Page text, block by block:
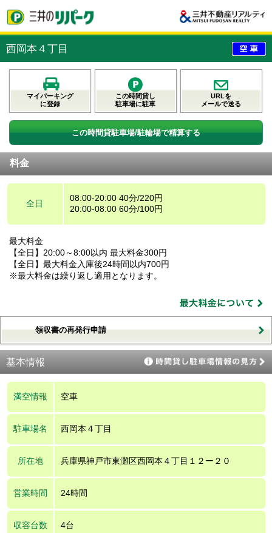
西岡本４丁目
マイパーキング
に登録
この時間貸し
駐車場に駐車
URLを
メールで送る
この時間貸駐車場/駐輪場で精算する
料金
全日
08:00-20:00 40分/220円
20:00-08:00 60分/100円
最大料金
【全日】20:00～8:00以内 最大料金300円
【全日】最大料金入庫後24時間以内700円
※最大料金は繰り返し適用となります。
領収書の再発行申請
基本情報
満空情報 空車
駐車場名 西岡本４丁目
所在地 兵庫県神戸市東灘区西岡本４丁目１２ー２０
営業時間 24時間
収容台数 4台